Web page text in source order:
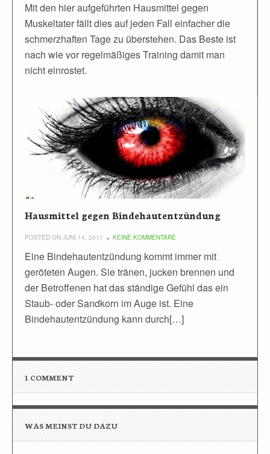
Mit den hier aufgeführten Hausmittel gegen
Muskeltater fällt dies auf jeden Fall einfacher die
schmerzhaften Tage zu überstehen. Das Beste ist
nach wie vor regelmäßiges Training damit man
nicht einrostet.
Hausmittel gegen Bindehautentzündung
POSTED ON JUNI 14, 2011 KEINE KOMMENTARE
Eine Bindehautentzündung kommt immer mit
geröteten Augen. Sie tränen, jucken brennen und
der Betroffenen hat das ständige Gefühl das ein
Staub- oder Sandkorn im Auge ist. Eine
Bindehautentzündung kann durch[…]
1 COMMENT
WAS MEINST DU DAZU